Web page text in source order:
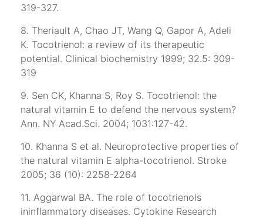
319-327.
8. Theriault A, Chao JT, Wang Q, Gapor A, Adeli
K. Tocotrienol: a review of its therapeutic
potential. Clinical biochemistry 1999; 32.5: 309-
319
9. Sen CK, Khanna S, Roy S. Tocotrienol: the
natural vitamin E to defend the nervous system?
Ann. NY Acad.Sci. 2004; 1031:127-42.
10. Khanna S et al. Neuroprotective properties of
the natural vitamin E alpha-tocotrienol. Stroke
2005; 36 (10): 2258-2264
11. Aggarwal BA. The role of tocotrienols
ininflammatory diseases. Cytokine Research